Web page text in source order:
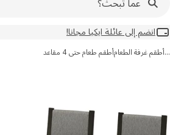
انضم إلى عائلة ايكيا مجانا!
غرفة الطعامأطقم طعام حتى 4 مقاعد